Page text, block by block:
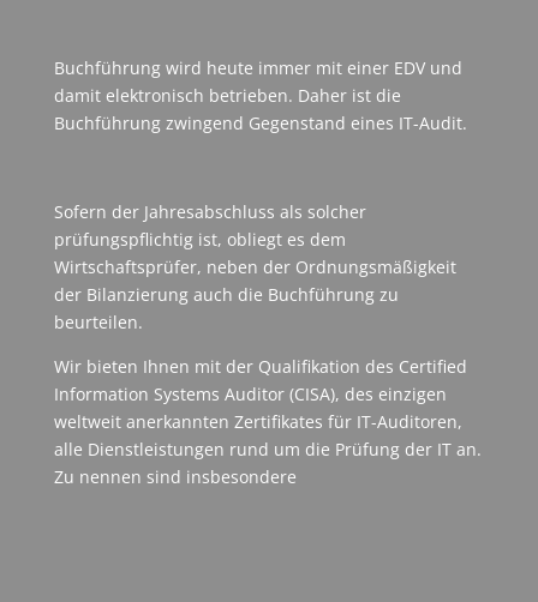
Buchführung wird heute immer mit einer EDV und
damit elektronisch betrieben. Daher ist die
Buchführung zwingend Gegenstand eines IT-Audit.
Sofern der Jahresabschluss als solcher
prüfungspflichtig ist, obliegt es dem
Wirtschaftsprüfer, neben der Ordnungsmäßigkeit
der Bilanzierung auch die Buchführung zu
beurteilen.
Wir bieten Ihnen mit der Qualifikation des Certified
Information Systems Auditor (CISA), des einzigen
weltweit anerkannten Zertifikates für IT-Auditoren,
alle Dienstleistungen rund um die Prüfung der IT an.
Zu nennen sind insbesondere